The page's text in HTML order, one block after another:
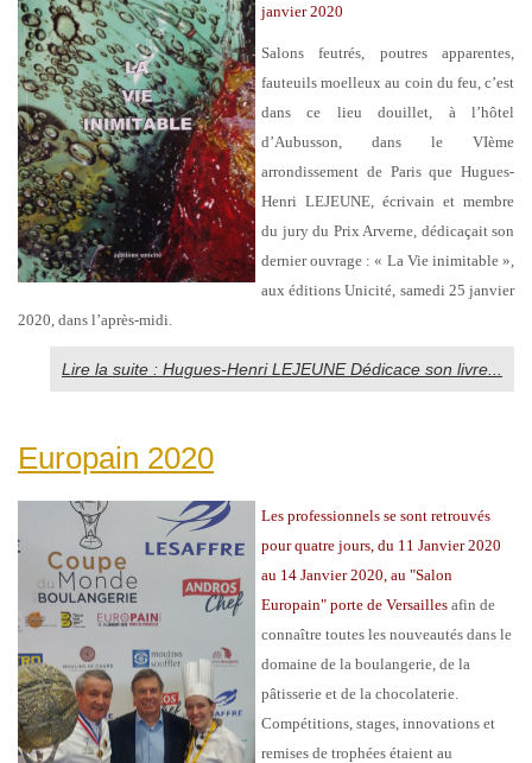
janvier 2020
Salons feutrés, poutres apparentes,
fauteuils moelleux au coin du feu, c’est
dans ce lieu douillet, à l’hôtel
d’Aubusson, dans le VIème
arrondissement de Paris que Hugues-
Henri LEJEUNE, écrivain et membre
du jury du Prix Arverne, dédicaçait son
dernier ouvrage : « La Vie inimitable »,
aux éditions Unicité, samedi 25 janvier
2020, dans l’après-midi.
Lire la suite : Hugues-Henri LEJEUNE Dédicace son livre...
Europain 2020
Les professionnels se sont retrouvés
pour quatre jours, du 11 Janvier 2020
au 14 Janvier 2020, au "Salon
Europain" porte de Versailles afin de
connaître toutes les nouveautés dans le
domaine de la boulangerie, de la
pâtisserie et de la chocolaterie.
Compétitions, stages, innovations et
remises de trophées étaient au